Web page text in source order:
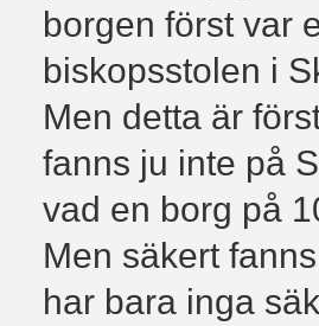
borgen först var
biskopsstolen i
Men detta är
fanns ju inte på
vad en borg på
Men säkert
har bara inga